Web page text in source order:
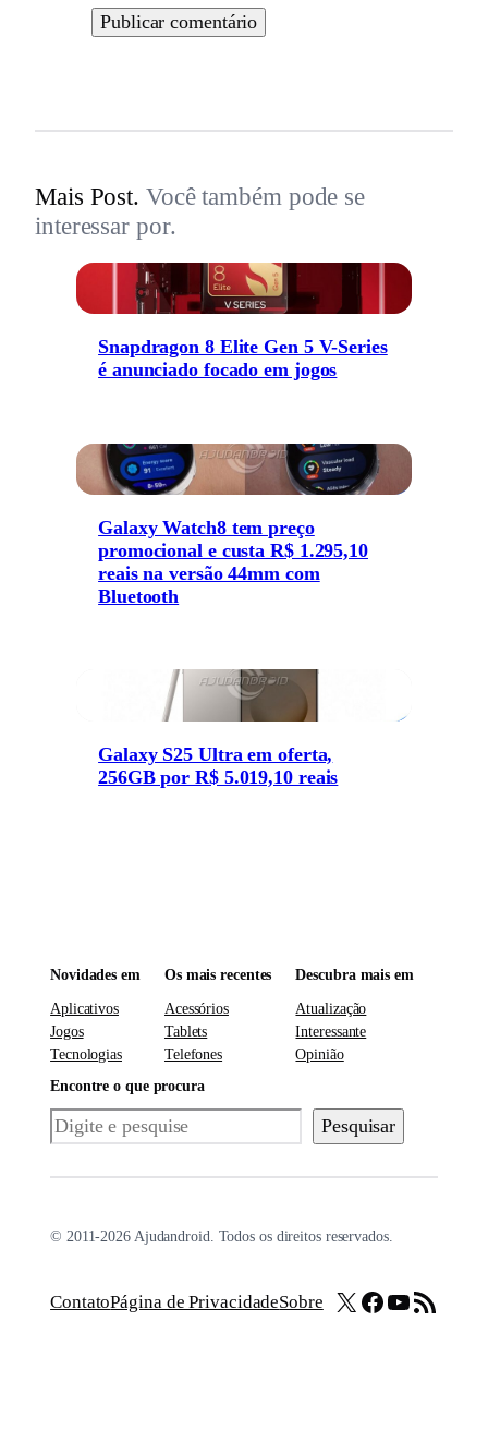
Mais Post. Você também pode se
interessar por.
Snapdragon 8 Elite Gen 5 V-Series
é anunciado focado em jogos
Galaxy Watch8 tem preço
promocional e custa R$ 1.295,10
reais na versão 44mm com
Bluetooth
Galaxy S25 Ultra em oferta,
256GB por R$ 5.019,10 reais
Novidades em
Aplicativos
Jogos
Tecnologias
Os mais recentes
Acessórios
Tablets
Telefones
Descubra mais em
Atualização
Interessante
Opinião
Encontre o que procura
Pesquisar Pesquisar
© 2011-2026 Ajudandroid. Todos os direitos reservados.
ContatoPágina de PrivacidadeSobre X Facebook
Youtube
Feed RSS